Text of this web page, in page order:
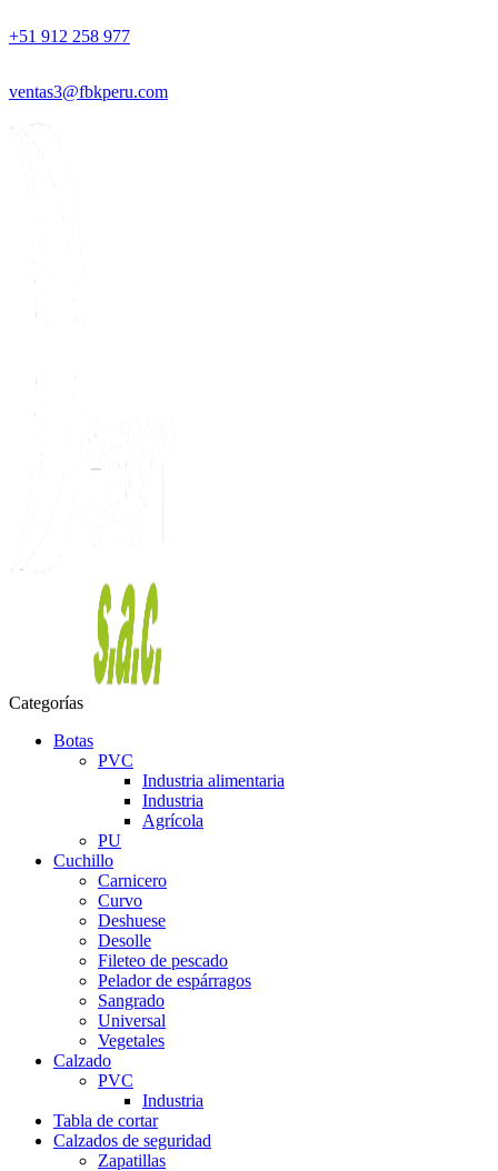
+51 912 258 977
ventas3@fbkperu.com
Categorías
Botas
PVC
Industria alimentaria
Industria
Agrícola
PU
Cuchillo
Carnicero
Curvo
Deshuese
Desolle
Fileteo de pescado
Pelador de espárragos
Sangrado
Universal
Vegetales
Calzado
PVC
Industria
Tabla de cortar
Calzados de seguridad
Zapatillas